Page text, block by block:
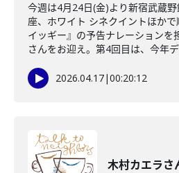
今週は4月24日(金)より新宿武蔵
座、ホワイト シネクイントほか
イッギー』の予告ナレーションを
さんをお迎え。第4回目は、今年
2026.04.17|00:20:12
木村カエラさ